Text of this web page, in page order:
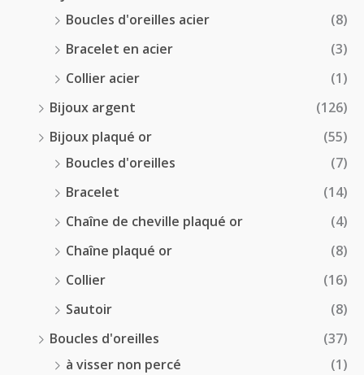
Boucles d'oreilles acier
(8)
Bracelet en acier
(3)
Collier acier
(1)
Bijoux argent
(126)
Bijoux plaqué or
(55)
Boucles d'oreilles
(7)
Bracelet
(14)
Chaîne de cheville plaqué or
(4)
Chaîne plaqué or
(8)
Collier
(16)
Sautoir
(8)
Boucles d'oreilles
(37)
à visser non percé
(1)